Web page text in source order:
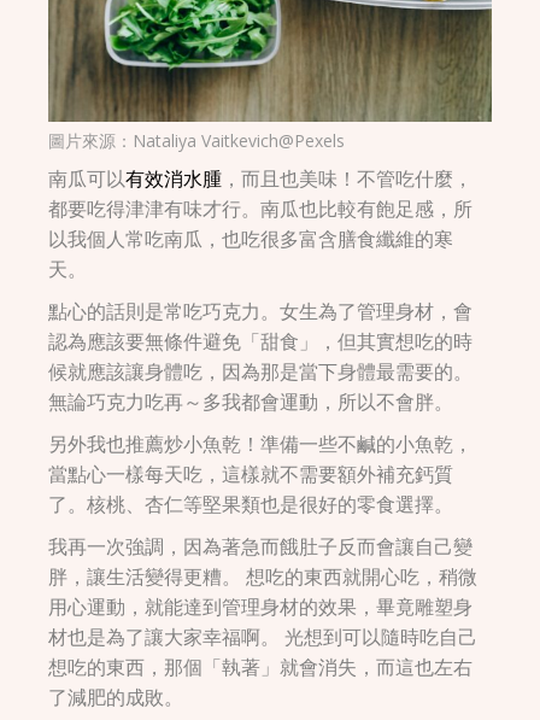
圖片來源： Nataliya Vaitkevich@Pexels
南瓜可以有效消水腫 ，而且也美味！不管吃什麼，
都要吃得津津有味才行。南瓜也比較有飽足感，所
以我個人常吃南瓜，也吃很多富含膳食纖維的寒
天。
點心的話則是常吃巧克力。女生為了管理身材，會
認為應該要無條件避免「甜食」，但其實想吃的時
候就應該讓身體吃，因為那是當下身體最需要的。
無論巧克力吃再～多我都會運動，所以不會胖。
另外我也推薦炒小魚乾！準備一些不鹹的小魚乾，
當點心一樣每天吃，這樣就不需要額外補充鈣質
了。核桃、杏仁等堅果類也是很好的零食選擇。
我再一次強調，因為著急而餓肚子反而會讓自己變
胖，讓生活變得更糟。 想吃的東西就開心吃，稍微
用心運動，就能達到管理身材的效果，畢竟雕塑身
材也是為了讓大家幸福啊。 光想到可以隨時吃自己
想吃的東西，那個「執著」就會消失，而這也左右
了減肥的成敗。